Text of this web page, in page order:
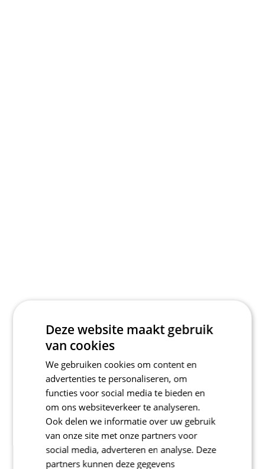
Deze website maakt gebruik
van cookies
We gebruiken cookies om content en
advertenties te personaliseren, om
functies voor social media te bieden en
om ons websiteverkeer te analyseren.
Ook delen we informatie over uw gebruik
van onze site met onze partners voor
social media, adverteren en analyse. Deze
partners kunnen deze gegevens